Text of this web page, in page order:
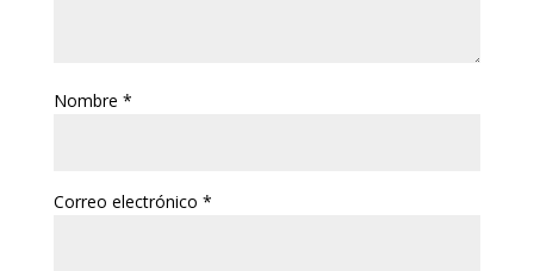
Nombre *
Correo electrónico *